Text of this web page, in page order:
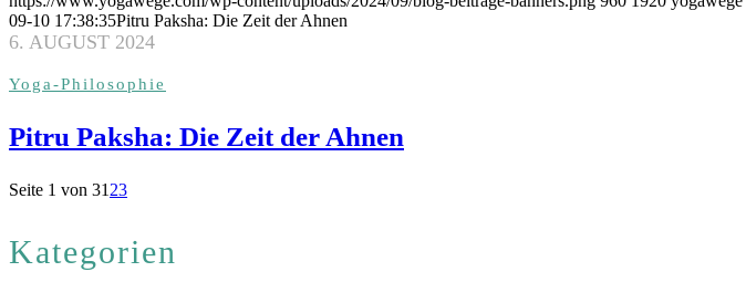
Yoga-Philosophie
Pitru Paksha: Die Zeit der Ahnen
6. AUGUST 2024
09-10 17:38:35Pitru Paksha: Die Zeit der Ahnen
Seite 1 von 31 23
Kategorien